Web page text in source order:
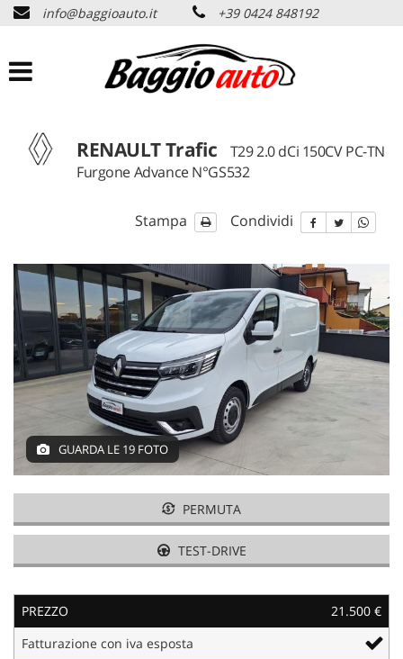
AZIENDA
LISTA VEICOLI
PERMUTA USATO
SERVIZI
CONTATTI
AREA COMMERCIANTI
info@baggioauto.it +39 0424 848192
RENAULT Trafic
T29 2.0 dCi 150CV PC-TN
Furgone Advance N°GS532
Stampa Condividi
GUARDA LE 19 FOTO
PERMUTA
TEST-DRIVE
PREZZO
21.500 €
Fatturazione con iva esposta